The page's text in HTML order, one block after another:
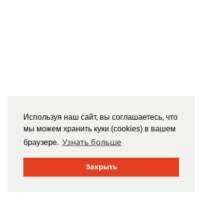
Используя наш сайт, вы соглашаетесь, что
мы можем хранить куки (cookies) в вашем
браузере. Узнать больше
Закрыть